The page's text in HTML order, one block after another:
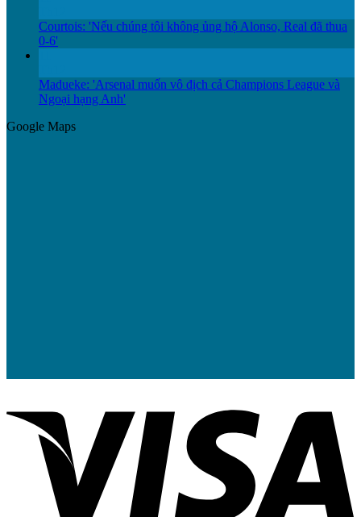
Courtois: 'Nếu chúng tôi không ủng hộ Alonso, Real đã thua
0-6'
Madueke: 'Arsenal muốn vô địch cả Champions League và
Ngoại hạng Anh'
Google Maps